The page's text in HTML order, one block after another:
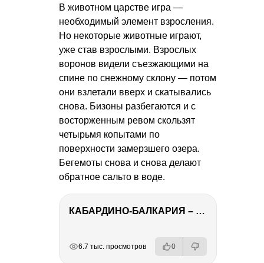
В животном царстве игра —
необходимый элемент взросления.
Но некоторые животные играют,
уже став взрослыми. Взрослых
воронов видели съезжающими на
спине по снежному склону — потом
они взлетали вверх и скатывались
снова. Бизоны разбегаются и с
восторженным ревом скользят
четырьмя копытами по
поверхности замерзшего озера.
Бегемоты снова и снова делают
обратное сальто в воде.
КАБАРДИНО-БАЛКАРИЯ – ПУТЕШЕСТВИЕ НА КАВКАЗ часть 3
6.7 тыс. просмотров 0